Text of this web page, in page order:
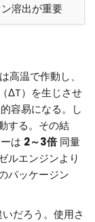
溶出が重要
高温で作動し、
ΔT）を生じさせ
容易になる。し
する。その結
は 2～3倍 同量
ルエンジンより
パッケージン
だろう。使用さ